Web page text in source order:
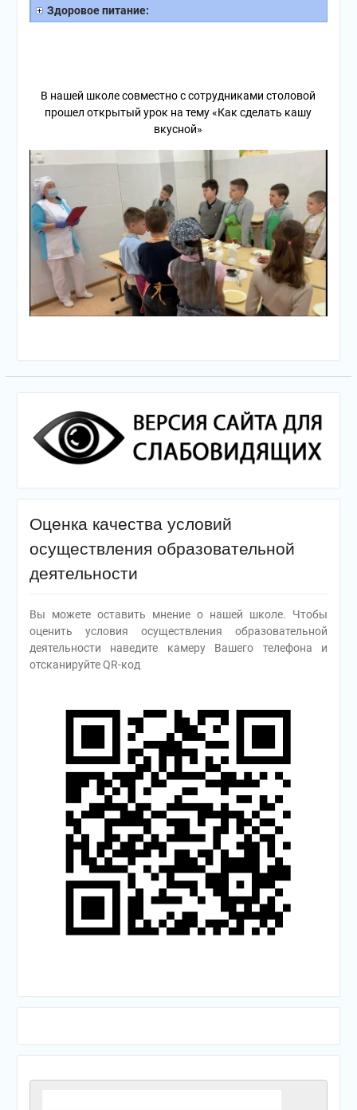
Здоровое питание:
В нашей школе совместно с сотрудниками столовой
прошел открытый урок на тему «Как сделать кашу
вкусной»
Оценка качества условий
осуществления образовательной
деятельности
Вы можете оставить мнение о нашей школе. Чтобы
оценить условия осуществления образовательной
деятельности наведите камеру Вашего телефона и
отсканируйте QR-код